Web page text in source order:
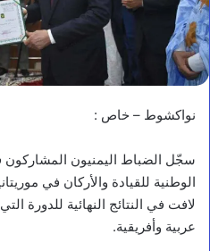
نواكشوط – خاص :
سجّل الضباط اليمنيون المشاركون
الوطنية للقيادة والأركان في
لافت في النتائج النهائية
عربية وأفريقية.